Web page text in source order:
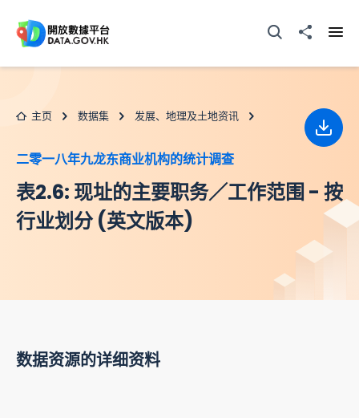
打开搜寻器分享至
主页 数据集 发展、地理及土地资讯
二零一八年九龙东商业机构的统计调查
表2.6: 现址的主要职务／工作范围 - 按
行业划分 (英文版本)
下载
数据资源的详细资料